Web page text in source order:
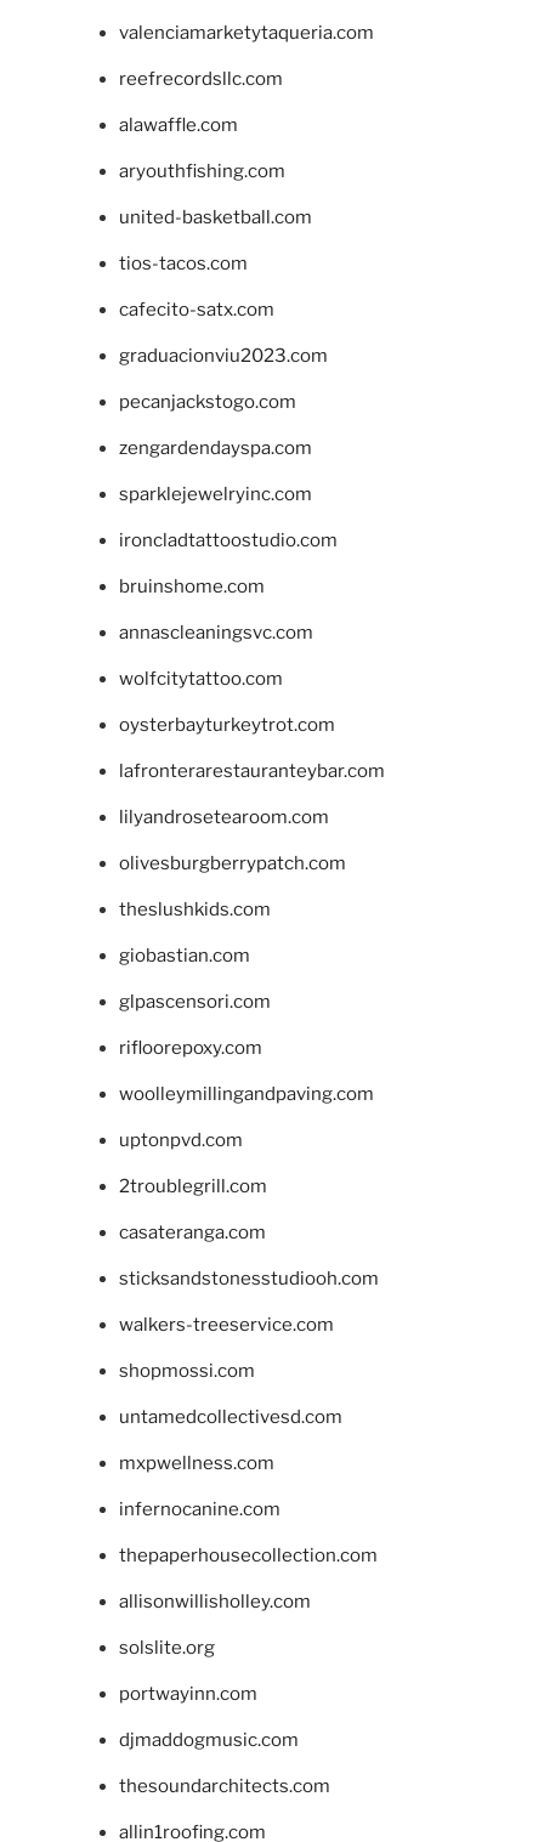
valenciamarketytaqueria.com
reefrecordsllc.com
alawaffle.com
aryouthfishing.com
united-basketball.com
tios-tacos.com
cafecito-satx.com
graduacionviu2023.com
pecanjackstogo.com
zengardendayspa.com
sparklejewelryinc.com
ironcladtattoostudio.com
bruinshome.com
annascleaningsvc.com
wolfcitytattoo.com
oysterbayturkeytrot.com
lafronterarestauranteybar.com
lilyandrosetearoom.com
olivesburgberrypatch.com
theslushkids.com
giobastian.com
glpascensori.com
rifloorepoxy.com
woolleymillingandpaving.com
uptonpvd.com
2troublegrill.com
casateranga.com
sticksandstonesstudiooh.com
walkers-treeservice.com
shopmossi.com
untamedcollectivesd.com
mxpwellness.com
infernocanine.com
thepaperhousecollection.com
allisonwillisholley.com
solslite.org
portwayinn.com
djmaddogmusic.com
thesoundarchitects.com
allin1roofing.com